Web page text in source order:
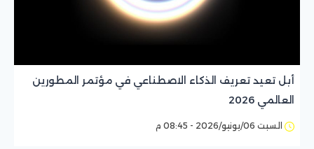
أبل تعيد تعريف الذكاء الاصطناعي في مؤتمر المطورين
العالمي 2026
السبت 06/يونيو/2026 - 08:45 م